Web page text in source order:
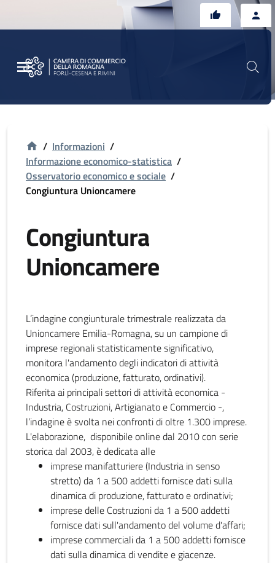
/ Informazioni /
Informazione economico-statistica /
Osservatorio economico e sociale /
Congiuntura Unioncamere
Congiuntura
Unioncamere
L’indagine congiunturale trimestrale realizzata da
Unioncamere Emilia-Romagna, su un campione di
imprese regionali statisticamente significativo,
monitora l'andamento degli indicatori di attività
economica (produzione, fatturato, ordinativi).
Riferita ai principali settori di attività economica -
Industria, Costruzioni, Artigianato e Commercio -,
l’indagine è svolta nei confronti di oltre 1.300 imprese.
L'elaborazione, disponibile online dal 2010 con serie
storica dal 2003, è dedicata alle
imprese manifatturiere (Industria in senso
stretto) da 1 a 500 addetti fornisce dati sulla
dinamica di produzione, fatturato e ordinativi;
imprese delle Costruzioni da 1 a 500 addetti
fornisce dati sull'andamento del volume d'affari;
imprese commerciali da 1 a 500 addetti fornisce
dati sulla dinamica di vendite e giacenze.